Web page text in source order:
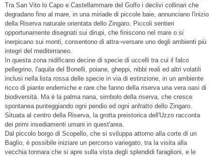
Tra San Vito lo Capo e Castellammare del Golfo i declivi collinari che
degradano fino al mare, in una miriade di piccole baie, annunciano l'inizio
della Riserva naturale orientata dello Zingaro. Piccoli sentieri
opportunamente disegnati sui dirupi, che finiscono nel mare o si
inerpicano sui monti, consentono di attra¬versare uno degli ambienti più
integri del mediterraneo.
In questa zona nidificano decine di specie di uccelli tra cui il falco
pellegrino, l'aquila del Bonelli, poiane, gheppi, nibbi reali ed altri volatili
inclusi nella lista rossa delle specie in via di estinzione, in un ambiente
ricco di piante endemiche e rare che fanno della riserva una vera oasi di
biodiversità. Ma è la palma nana, simbolo della riserva, che cresce
spontanea punteggiando ogni pendio ed ogni anfratto dello Zingaro.
Situata al centro della Riserva, la grotta preistorica dell'Uzzo racconta
dei primi insediamenti umani in quest'area.
Dal piccolo borgo di Scopello, che si sviluppa attorno alla corte di un
Baglio, è possibile iniziare un percorso variegato, tra la visita alla
vecchia tonnara che si apre sulla vista degli splendidi faraglioni, e le